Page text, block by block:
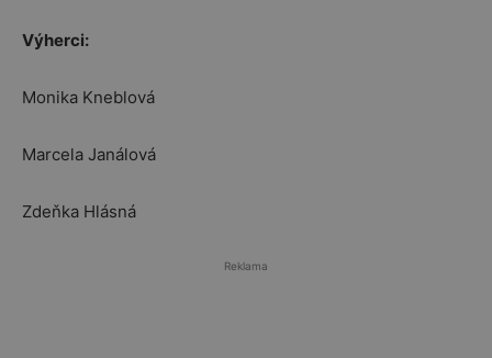
Výherci:
Monika Kneblová
Marcela Janálová
Zdeňka Hlásná
Reklama